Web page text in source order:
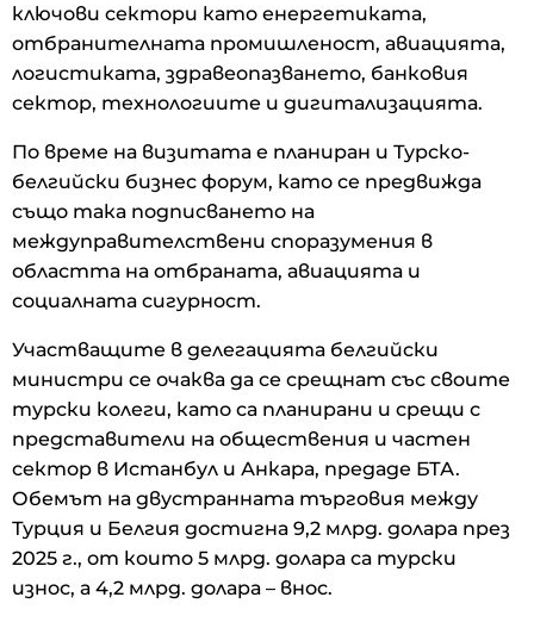
ключови сектори като енергетиката,
отбранителната промишленост, авиацията,
логистиката, здравеопазването, банковия
сектор, технологиите и дигитализацията.
По време на визитата е планиран и Турско-
белгийски бизнес форум, като се предвижда
също така подписването на
междуправителствени споразумения в
областта на отбраната, авиацията и
социалната сигурност.
Участващите в делегацията белгийски
министри се очаква да се срещнат със своите
турски колеги, като са планирани и срещи с
представители на обществения и частен
сектор в Истанбул и Анкара, предаде БТА.
Обемът на двустранната търговия между
Турция и Белгия достигна 9,2 млрд. долара през
2025 г., от които 5 млрд. долара са турски
износ, а 4,2 млрд. долара – внос.